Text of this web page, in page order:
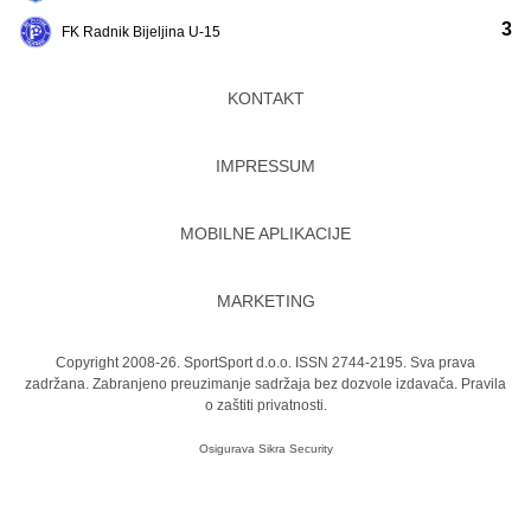
FK Radnik Bijeljina U-15 3
KONTAKT
IMPRESSUM
MOBILNE APLIKACIJE
MARKETING
Copyright 2008-26. SportSport d.o.o. ISSN 2744-2195. Sva prava
zadržana. Zabranjeno preuzimanje sadržaja bez dozvole izdavača. Pravila
o zaštiti privatnosti.
Osigurava Sikra Security